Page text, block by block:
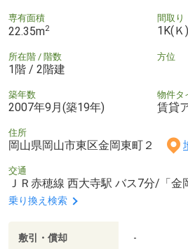
専有面積
22.35m2
間取り
1K(Ｋ)
所在階 / 階数
1階 / 2階建
方位
築年数
2007年9月(築19年)
物件タ
賃貸
住所
岡山県岡山市東区金岡東町２
交通
ＪＲ赤穂線 西大寺駅 バス7分/「金
乗り換え検索
敷引・償却 -